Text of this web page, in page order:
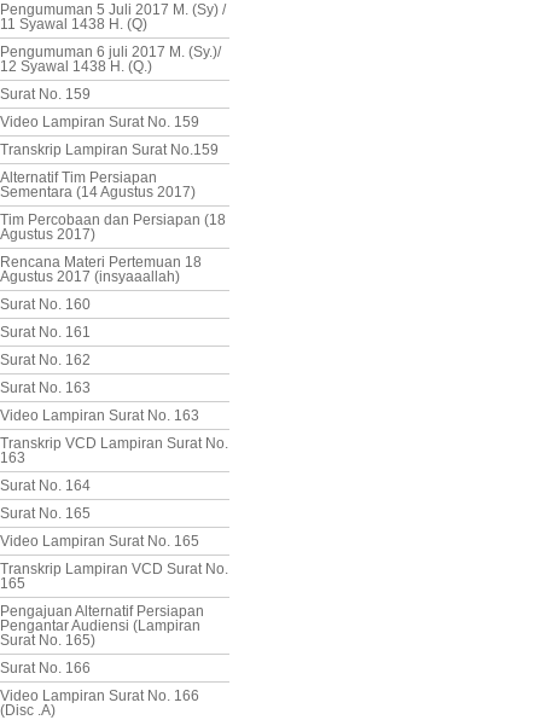
Pengumuman 5 Juli 2017 M. (Sy) /
11 Syawal 1438 H. (Q)
Pengumuman 6 juli 2017 M. (Sy.)/
12 Syawal 1438 H. (Q.)
Surat No. 159
Video Lampiran Surat No. 159
Transkrip Lampiran Surat No.159
Alternatif Tim Persiapan
Sementara (14 Agustus 2017)
Tim Percobaan dan Persiapan (18
Agustus 2017)
Rencana Materi Pertemuan 18
Agustus 2017 (insyaaallah)
Surat No. 160
Surat No. 161
Surat No. 162
Surat No. 163
Video Lampiran Surat No. 163
Transkrip VCD Lampiran Surat No.
163
Surat No. 164
Surat No. 165
Video Lampiran Surat No. 165
Transkrip Lampiran VCD Surat No.
165
Pengajuan Alternatif Persiapan
Pengantar Audiensi (Lampiran
Surat No. 165)
Surat No. 166
Video Lampiran Surat No. 166
(Disc .A)